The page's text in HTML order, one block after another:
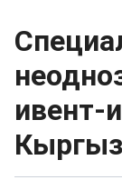
ивент-